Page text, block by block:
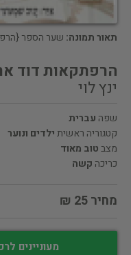
תאור תמונה: שער הספר
הרפתקאות דוד
ינץ לוי
שפה עברית
קטגוריה ראשיתילדים ונוער
מצבטוב מאוד
כריכה קשה
מחיר 25 ₪
מעוניינים